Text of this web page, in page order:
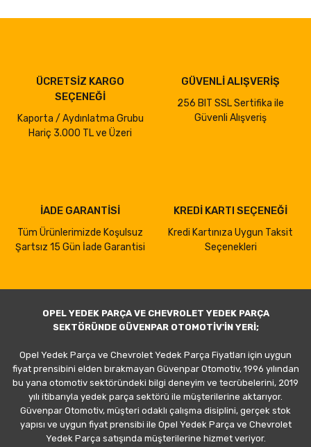
ÜCRETSİZ KARGO
SEÇENEĞİ
Kaporta / Aydınlatma Grubu
Hariç 3.000 TL ve Üzeri
GÜVENLİ ALIŞVERİŞ
256 BIT SSL Sertifika ile
Güvenli Alışveriş
İADE GARANTİSİ
Tüm Ürünlerimizde Koşulsuz
Şartsız 15 Gün İade Garantisi
KREDİ KARTI SEÇENEĞİ
Kredi Kartınıza Uygun Taksit
Seçenekleri
OPEL YEDEK PARÇA VE CHEVROLET YEDEK PARÇA
SEKTÖRÜNDE GÜVENPAR OTOMOTİV'İN YERİ;
Opel Yedek Parça ve Chevrolet Yedek Parça Fiyatları için uygun
fiyat prensibini elden bırakmayan Güvenpar Otomotiv, 1996 yılından
bu yana otomotiv sektöründeki bilgi deneyim ve tecrübelerini, 2019
yılı itibarıyla yedek parça sektörü ile müşterilerine aktarıyor.
Güvenpar Otomotiv, müşteri odaklı çalışma disiplini, gerçek stok
yapısı ve uygun fiyat prensibi ile Opel Yedek Parça ve Chevrolet
Yedek Parça satışında müşterilerine hizmet veriyor.